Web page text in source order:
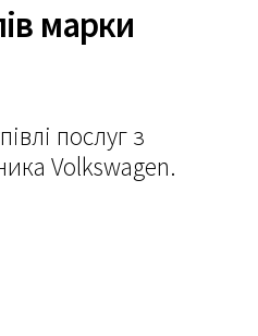
марки
послуг з
Volkswagen.